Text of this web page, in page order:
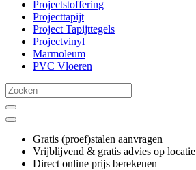
Projectstoffering
Projecttapijt
Project Tapijttegels
Projectvinyl
Marmoleum
PVC Vloeren
Gratis (proef)stalen aanvragen
Vrijblijvend & gratis advies op locatie
Direct online prijs berekenen